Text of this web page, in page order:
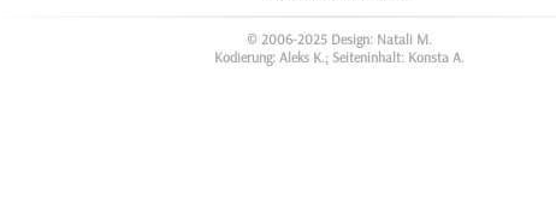
© 2006-2025 Design: Natali M.
Kodierung: Aleks K.; Seiteninhalt: Konsta A.